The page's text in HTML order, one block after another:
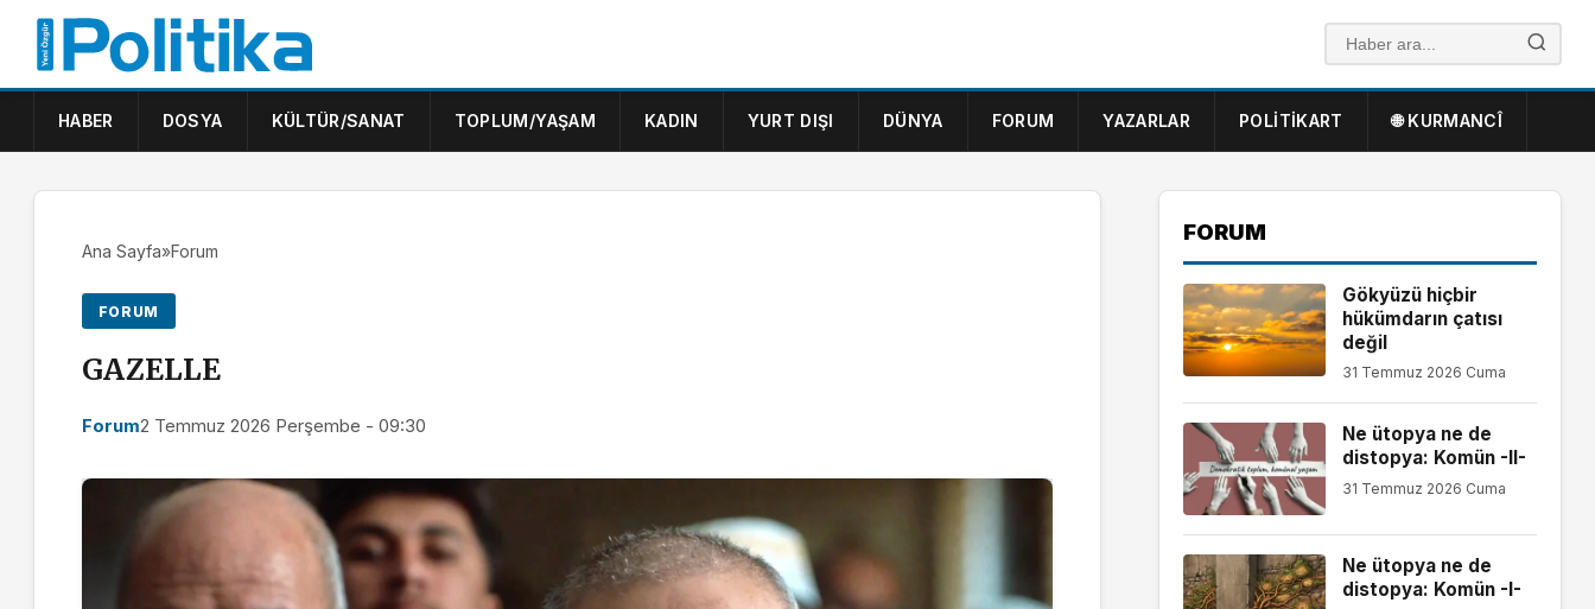
HABER DOSYA KÜLTÜR/SANAT TOPLUM/YAŞAM KADIN YURT DIŞI DÜNYA FORUM YAZARLAR POLITIKART 🌐 KURMANCÎ
Ana Sayfa»Forum
FORUM
GAZELLE
Forum2 Temmuz 2026 Perşembe - 09:30
FORUM
Gökyüzü hiçbir
hükümdarın çatısı
değil
31 Temmuz 2026 Cuma
Ne ütopya ne de
distopya: Komün -II-
31 Temmuz 2026 Cuma
Ne ütopya ne de
distopya: Komün -I-